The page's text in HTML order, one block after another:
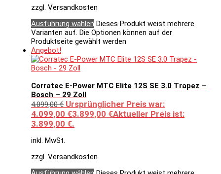
zzgl. Versandkosten
Ausführung wählen Dieses Produkt weist mehrere
Varianten auf. Die Optionen können auf der
Produktseite gewählt werden
Angebot!
Corratec E-Power MTC Elite 12S SE 3.0 Trapez –
Bosch – 29 Zoll
4.099,00€ Ursprünglicher Preis war:
4.099,00 €3.899,00 €Aktueller Preis ist:
3.899,00 €.
inkl. MwSt.
zzgl. Versandkosten